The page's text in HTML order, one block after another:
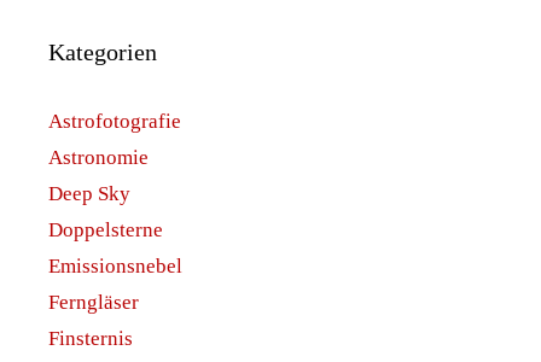
Kategorien
Astrofotografie
Astronomie
Deep Sky
Doppelsterne
Emissionsnebel
Ferngläser
Finsternis